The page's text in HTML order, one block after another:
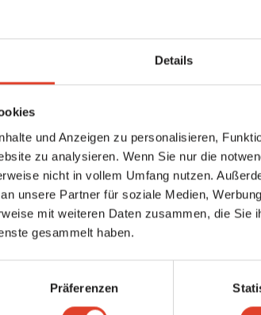
Details
und Anzeigen zu personalisieren,
zu analysieren. Wenn Sie nur die
nicht in vollem Umfang nutzen.
unsere Partner für soziale Medien,
mit weiteren Daten zusammen, die Sie
gesammelt haben.
Präferenzen
Wiener Konzerthaus
Musikveranstaltungsorte
Lothringerstraße 20, 1010 Wien 3., Landstraße,
5587.21 km entfernt
0 Bewertungen